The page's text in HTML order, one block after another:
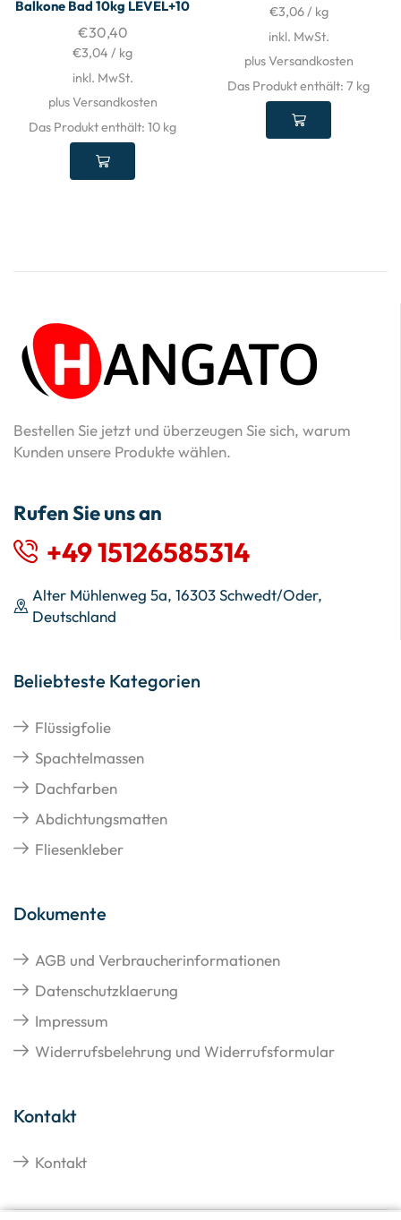
Balkone Bad 10kg LEVEL+10
€30,40
€3,04 / kg
inkl. MwSt.
plus Versandkosten
Das Produkt enthält: 10 kg
€3,06/ kg
inkl. MwSt.
plus Versandkosten
Das Produkt enthält: 7 kg
Bestellen Sie jetzt und überzeugen Sie sich, warum
Kunden unsere Produkte wählen.
Rufen Sie uns an
+49 15126585314
Alter Mühlenweg 5a, 16303 Schwedt/Oder,
Deutschland
Beliebteste Kategorien
Flüssigfolie
Spachtelmassen
Dachfarben
Abdichtungsmatten
Fliesenkleber
Dokumente
AGB und Verbraucherinformationen
Datenschutzklaerung
Impressum
Widerrufsbelehrung und Widerrufsformular
Kontakt
Kontakt